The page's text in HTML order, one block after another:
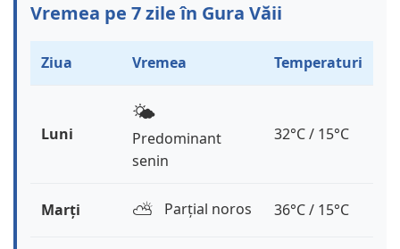
Vremea pe 7 zile în Gura Văii
Ziua Vremea Temperaturi
Luni
🌤️
Predominant
senin
32°C / 15°C
Marți ⛅️ Parțial noros 36°C / 15°C